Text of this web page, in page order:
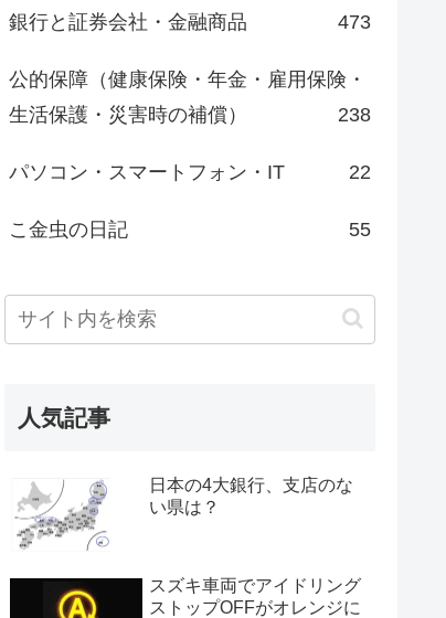
銀行と証券会社・金融商品 473
公的保障（健康保険・年金・雇用保険・
生活保護・災害時の補償）
238
パソコン・スマートフォン・IT 22
こ金虫の日記 55
人気記事
日本の4大銀行、支店のな
い県は？
スズキ車両でアイドリング
ストップOFFがオレンジに